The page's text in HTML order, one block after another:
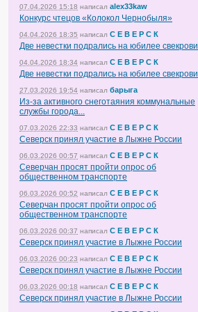
07.04.2026 15:18 написал alex33kaw
Конкурс чтецов «Колокол Чернобыля»
04.04.2026 18:35 написал С Е В Е Р С К
Две невестки подрались на юбилее свекрови
04.04.2026 18:34 написал С Е В Е Р С К
Две невестки подрались на юбилее свекрови
27.03.2026 19:54 написал барыга
Из-за активного снеготаяния коммунальные
службы города...
07.03.2026 22:33 написал С Е В Е Р С К
Северск принял участие в Лыжне России
06.03.2026 00:57 написал С Е В Е Р С К
Северчан просят пройти опрос об
общественном транспорте
06.03.2026 00:52 написал С Е В Е Р С К
Северчан просят пройти опрос об
общественном транспорте
06.03.2026 00:37 написал С Е В Е Р С К
Северск принял участие в Лыжне России
06.03.2026 00:23 написал С Е В Е Р С К
Северск принял участие в Лыжне России
06.03.2026 00:18 написал С Е В Е Р С К
Северск принял участие в Лыжне России